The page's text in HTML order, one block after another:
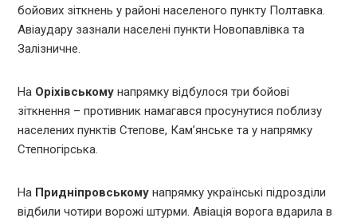
бойових зіткнень у районі населеного пункту Полтавка.
Авіаудару зазнали населені пункти Новопавлівка та
Залізничне.
На Оріхівському напрямку відбулося три бойові
зіткнення – противник намагався просунутися поблизу
населених пунктів Степове, Кам’янське та у напрямку
Степногірська.
На Придніпровському напрямку українські підрозділи
відбили чотири ворожі штурми. Авіація ворога вдарила в